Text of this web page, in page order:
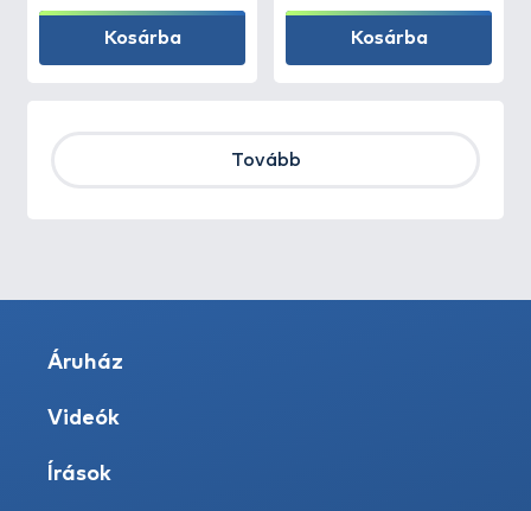
Kosárba Kosárba
Tovább
Áruház
Videók
Írások